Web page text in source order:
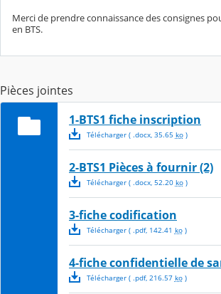
Merci de prendre connaissance des consignes
en BTS.
Pièces jointes
1-BTS1 fiche inscription
Télécharger( .docx, 35.65 ko)
2-BTS1 Pièces à fournir (2)
Télécharger( .docx, 52.20 ko)
3-fiche codification
Télécharger( .pdf, 142.41 ko)
4-fiche confidentielle de
Télécharger( .pdf, 216.57 ko)